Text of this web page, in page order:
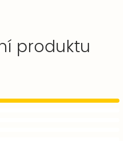
produktu